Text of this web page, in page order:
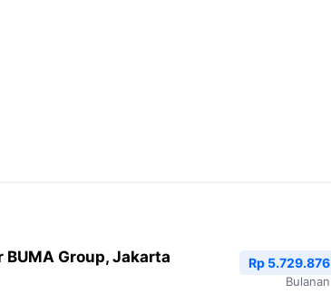
Group, Jakarta
Rp 5.729.876
Bulanan